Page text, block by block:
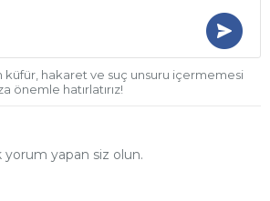
küfür, hakaret ve suç unsuru içermemesi
önemle hatırlatırız!
yorum yapan siz olun.